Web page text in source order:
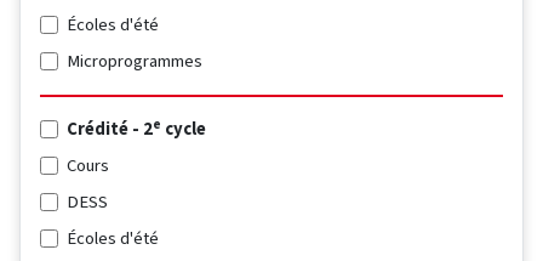
Écoles d'été
Microprogrammes
Crédité - 2e cycle
Cours
DESS
Écoles d'été